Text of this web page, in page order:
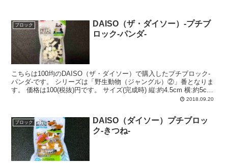
ブロック
DAISO（ザ・ダイソー）-プチブ
ロック-パンダ-
こちらは100均のDAISO（ザ・ダイソー）で購入したプチブロック-
パンダ-です。 シリーズは「野生動物（ジャングル）②」番となりま
す。 価格は100(税抜)円です。 サイズ(完成時) 縦:約4.5cm 横:約5cm
2018.09.20
ブロック
DAISO（ダイソー）プチブロッ
ク-きつね-